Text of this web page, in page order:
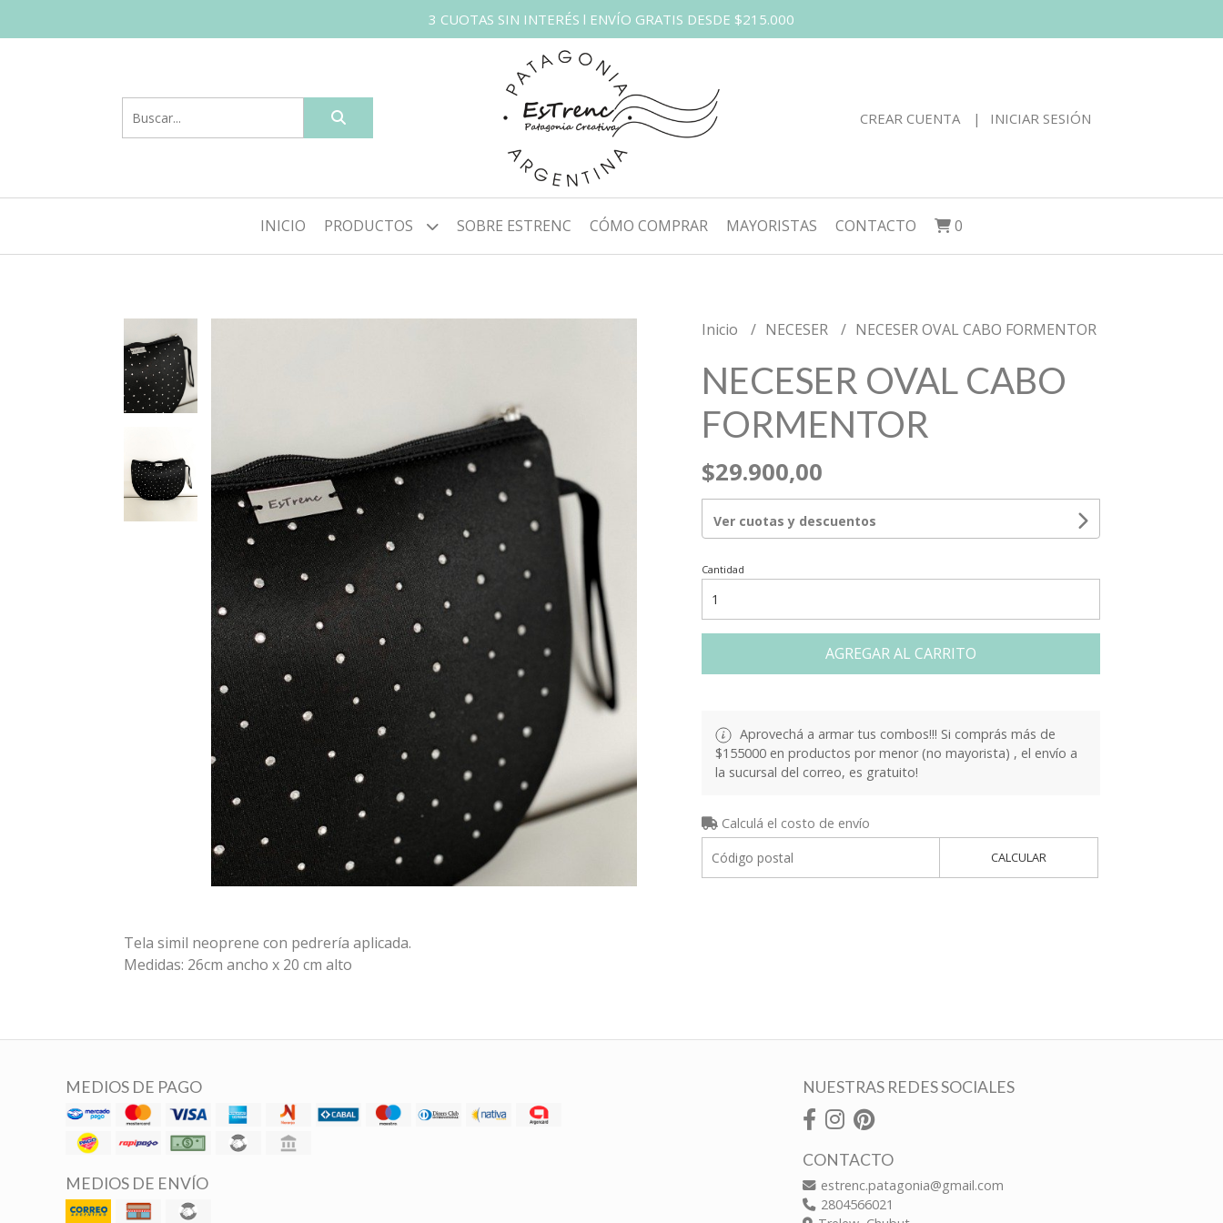
3 CUOTAS SIN INTERÉS l ENVÍO GRATIS DESDE $215.000
CREAR CUENTA INICIAR SESIÓN
INICIO PRODUCTOS SOBRE ESTRENC CÓMO COMPRAR MAYORISTAS CONTACTO 0
Tela simil neoprene con pedrería aplicada.
Medidas: 26cm ancho x 20 cm alto
Inicio NECESER NECESER OVAL CABO FORMENTOR
NECESER OVAL CABO
FORMENTOR
$29.900,00
Ver cuotas y descuentos
Cantidad
AGREGAR AL CARRITO
Aprovechá a armar tus combos!!! Si comprás más de
$155000 en productos por menor (no mayorista) , el envío a
la sucursal del correo, es gratuito!
Calculá el costo de envío
CALCULAR
MEDIOS DE PAGO
MEDIOS DE ENVÍO
NUESTRAS REDES SOCIALES
CONTACTO
estrenc.patagonia@gmail.com
2804566021